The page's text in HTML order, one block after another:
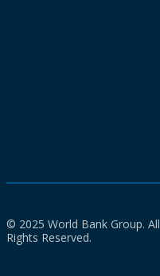
© 2025 World Bank Group. All
Rights Reserved.